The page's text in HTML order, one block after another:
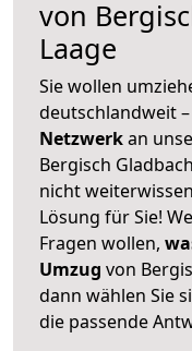
von
Laage
Sie wollen
deutschlandweit
Netzwerkan
Bergisch
nicht
Lösung für Sie!
Fragen wollen,
Umzug von
dann wählen Sie
die passende